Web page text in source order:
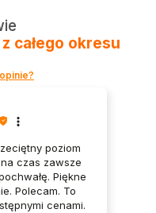
z całego okresu
poziom
czas zawsze
Piękne
Polecam. To
cenami.